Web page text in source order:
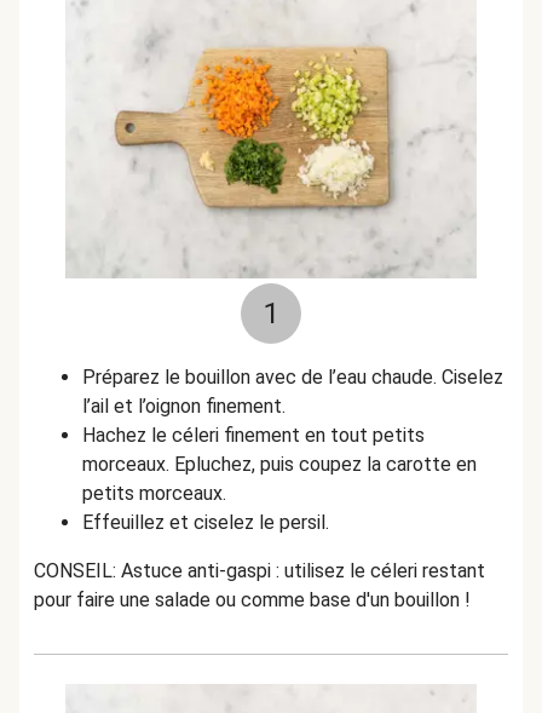
1
Préparez le bouillon avec de l’eau chaude. Ciselez
l’ail et l’oignon finement.
Hachez le céleri finement en tout petits
morceaux. Epluchez, puis coupez la carotte en
petits morceaux.
Effeuillez et ciselez le persil.
CONSEIL: Astuce anti-gaspi : utilisez le céleri restant
pour faire une salade ou comme base d'un bouillon !